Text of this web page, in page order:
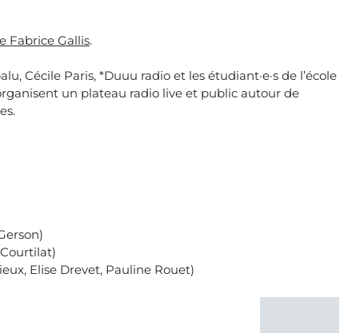
Fabrice Gallis.
Cécile Paris, *Duuu radio et les étudiant·e·s de l’école
un plateau radio live et public autour de
Elise Drevet, Pauline Rouet)